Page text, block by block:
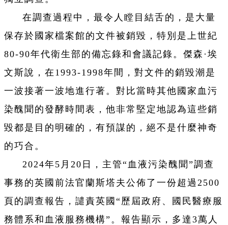
在調查過程中，最令人瞠目結舌的，是大量
保存於國家檔案館的文件被銷毀，特別是上世紀
80-90年代衛生部的備忘錄和會議記錄。傑森·埃
文斯說，在1993-1998年間，對文件的銷毀潮是
一波接著一波地進行著。對比當時其他國家血污
染醜聞的發酵時間表，他非常堅定地認為這些銷
毀都是目的明確的，有預謀的，絕不是什麼神奇
的巧合。
2024年5月20日，主管“血液污染醜聞”調查
事務的英國前法官蘭斯塔夫公佈了一份超過2500
頁的調查報告，譴責英國“歷屆政府、國民醫療服
務體系和血液服務機構”。報告顯示，多達3萬人